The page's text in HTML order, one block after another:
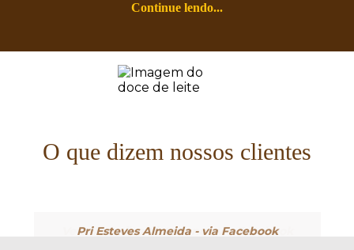
Continue lendo...
O que dizem nossos clientes
Pri Esteves Almeida - via Facebook